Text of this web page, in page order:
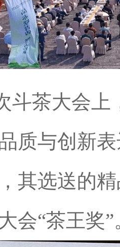
斗茶大会上
质与创新
其选送的
会“茶王奖”